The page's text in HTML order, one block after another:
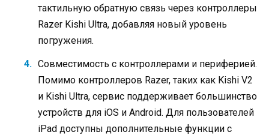
тактильную обратную связь через контроллеры
Razer Kishi Ultra, добавляя новый уровень
погружения.
Совместимость с контроллерами и периферией.
Помимо контроллеров Razer, таких как Kishi V2
и Kishi Ultra, сервис поддерживает большинство
устройств для iOS и Android. Для пользователей
iPad доступны дополнительные функции с